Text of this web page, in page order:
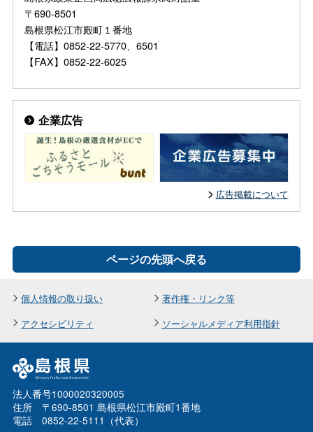
〒690-8501
島根県松江市殿町１番地
【電話】0852-22-5770、6501
【FAX】0852-22-6025
企業広告
広告掲載について
ページの先頭へ戻る
個人情報の取り扱い
著作権・リンク等
アクセシビリティ
ソーシャルメディア利用指針
法人番号1000020320005
住所 〒690-8501 島根県松江市殿町1番地
電話 0852-22-5111（代表）